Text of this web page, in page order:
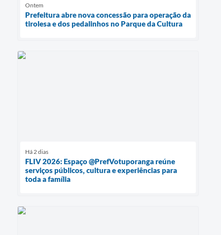
Ontem
Prefeitura abre nova concessão para operação da
tirolesa e dos pedalinhos no Parque da Cultura
Há 2 dias
FLIV 2026: Espaço @PrefVotuporanga reúne
serviços públicos, cultura e experiências para
toda a família